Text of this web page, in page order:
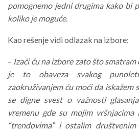
pomognemo jedni drugima kako bi
koliko je moguće.
Kao rešenje vidi odlazak na izbore:
– Izaći ću na izbore zato što smatram
je to obaveza svakog
zaokruživanjem ću moći da iskažem
se digne svest o važnosti
vremenu gde su mojim vršnjacima
“trendovima” i ostalim